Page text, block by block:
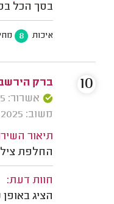
בסך הכל
איכות 8
ברק
אשרור: 10/11/2025
משוב: 29/07/2025
תיאור
החלפת
חוות דעת:
הציג
10